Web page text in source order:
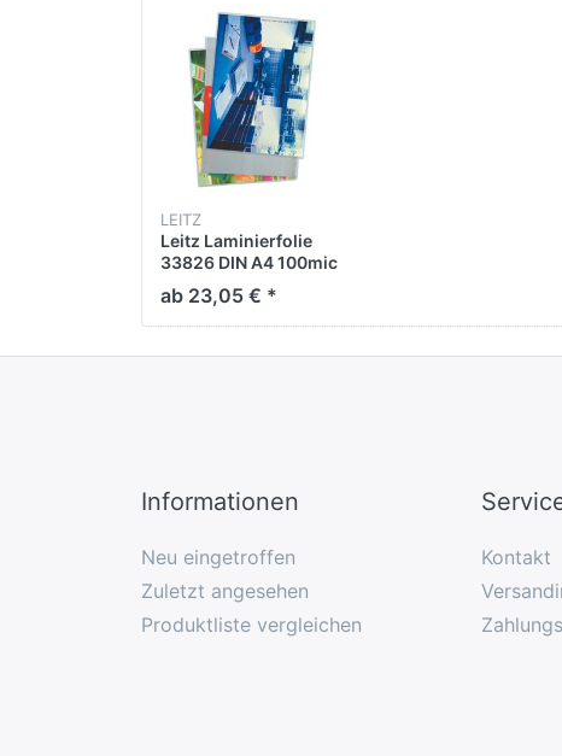
LEITZ
Leitz Laminierfolie
33826 DIN A4 100mic
100 St./Pack.
ab 23,05 € *
Informationen
Neu eingetroffen
Zuletzt angesehen
Produktliste vergleichen
Kontakt